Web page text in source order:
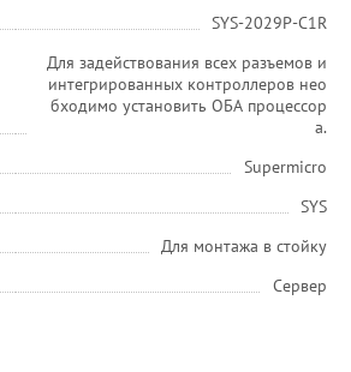
SYS-2029P-C1R
Для задействования всех разъемов и
интегрированных контроллеров нео
бходимо установить ОБА процессор
а.
Supermicro
SYS
Для монтажа в стойку
Сервер